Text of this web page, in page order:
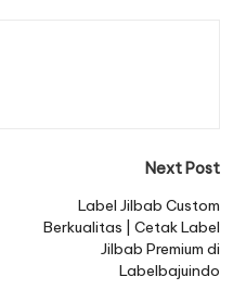
Next Post
Label Jilbab Custom
Berkualitas | Cetak Label
Jilbab Premium di
Labelbajuindo